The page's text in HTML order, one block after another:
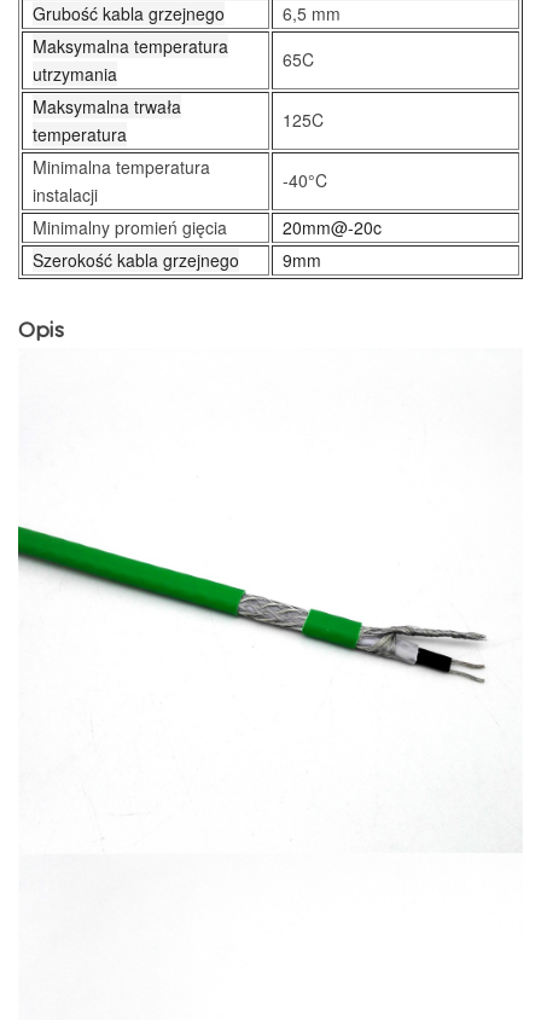
Grubość kabla grzejnego
6,5 mm
Maksymalna temperatura
utrzymania
65C
Maksymalna trwała
temperatura
125C
Minimalna temperatura
instalacji
-40°C
Minimalny promień gięcia
20mm@-20c
Szerokość kabla grzejnego
9mm
Opis